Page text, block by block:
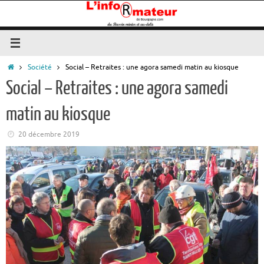
contenu
Accueil
Société Social – Retraites : une agora samedi matin au kiosque
Social – Retraites : une agora samedi
matin au kiosque
20 décembre 2019